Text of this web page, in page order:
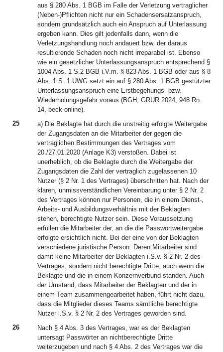
aus § 280 Abs. 1 BGB im Falle der Verletzung vertraglicher
(Neben-)Pflichten nicht nur ein Schadensersatzanspruch,
sondern grundsätzlich auch ein Anspruch auf Unterlassung
ergeben kann. Dies gilt jedenfalls dann, wenn die
Verletzungshandlung noch andauert bzw. der daraus
resultierende Schaden noch nicht irreparabel ist. Ebenso
wie ein gesetzlicher Unterlassungsanspruch entsprechend §
1004 Abs. 1 S.2 BGB i.V.m. § 823 Abs. 1 BGB oder aus § 8
Abs. 1 S. 1 UWG setzt ein auf § 280 Abs. 1 BGB gestützter
Unterlassungsanspruch eine Erstbegehungs- bzw.
Wiederholungsgefahr voraus (BGH, GRUR 2024, 948 Rn.
14, beck-online).
25
a) Die Beklagte hat durch die unstreitig erfolgte Weitergabe
der Zugangsdaten an die Mitarbeiter der gegen die
vertraglichen Bestimmungen des Vertrages vom
20./27.01.2020 (Anlage K3) verstoßen. Dabei ist
unerheblich, ob die Beklagte durch die Weitergabe der
Zugangsdaten die Zahl der vertraglich zugelassenen 10
Nutzer (§ 2 Nr. 1 des Vertrages) überschritten hat. Nach der
klaren, unmissverständlichen Vereinbarung unter § 2 Nr. 2
des Vertrages können nur Personen, die in einem Dienst-,
Arbeits- und Ausbildungsverhältnis mit der Beklagten
stehen, berechtigte Nutzer sein. Diese Voraussetzung
erfüllen die Mitarbeiter der, an die die Passwortweitergabe
erfolgte ersichtlich nicht. Bei der eine von der Beklagten
verschiedene juristische Person. Deren Mitarbeiter sind
damit keine Mitarbeiter der Beklagten i.S.v. § 2 Nr. 2 des
Vertrages, sondern nicht berechtigte Dritte, auch wenn die
Beklagte und die in einem Konzernverbund standen. Auch
der Umstand, dass Mitarbeiter der Beklagten und der in
einem Team zusammengearbeitet haben, führt nicht dazu,
dass die Mitglieder dieses Teams sämtliche berechtigte
Nutzer i.S.v. § 2 Nr. 2 des Vertrages geworden sind.
26
Nach § 4 Abs. 3 des Vertrages, war es der Beklagten
untersagt Passwörter an nichtberechtigte Dritte
weiterzugeben und nach § 4 Abs. 2 des Vertrages war die